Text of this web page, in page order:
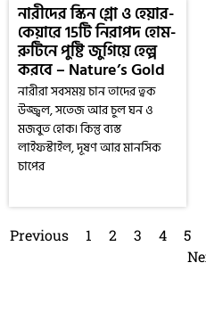
নারীদের স্কিন গ্লো ও হেয়ার-
কেয়ারে 15টি নিরাপদ হোম-
রুটিনে পুষ্টি জুগিয়ে হেল্প
করবে – Nature’s Gold
নারীরা সবসময় চান তাদের ত্বক
উজ্জ্বল, সতেজ আর চুল ঘন ও
মজবুত হোক। কিন্তু ব্যস্ত
লাইফস্টাইল, দূষণ আর মানসিক
চাপের
Previous 1 2 3 4 5